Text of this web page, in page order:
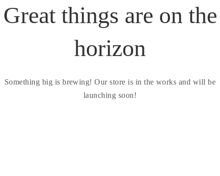
Great things are on the
horizon
Something big is brewing! Our store is in the works and will be
launching soon!